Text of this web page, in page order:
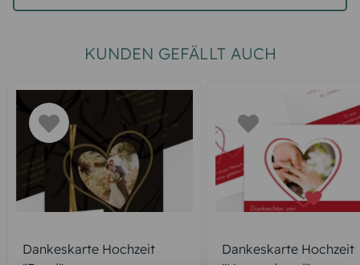
KUNDEN GEFÄLLT AUCH
Dankeskarte Hochzeit
Dankeskarte Hochzeit